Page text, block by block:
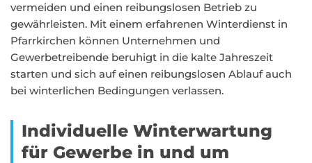
vermeiden und einen reibungslosen Betrieb zu
gewährleisten. Mit einem erfahrenen Winterdienst in
Pfarrkirchen können Unternehmen und
Gewerbetreibende beruhigt in die kalte Jahreszeit
starten und sich auf einen reibungslosen Ablauf auch
bei winterlichen Bedingungen verlassen.
Individuelle Winterwartung
für Gewerbe in und um